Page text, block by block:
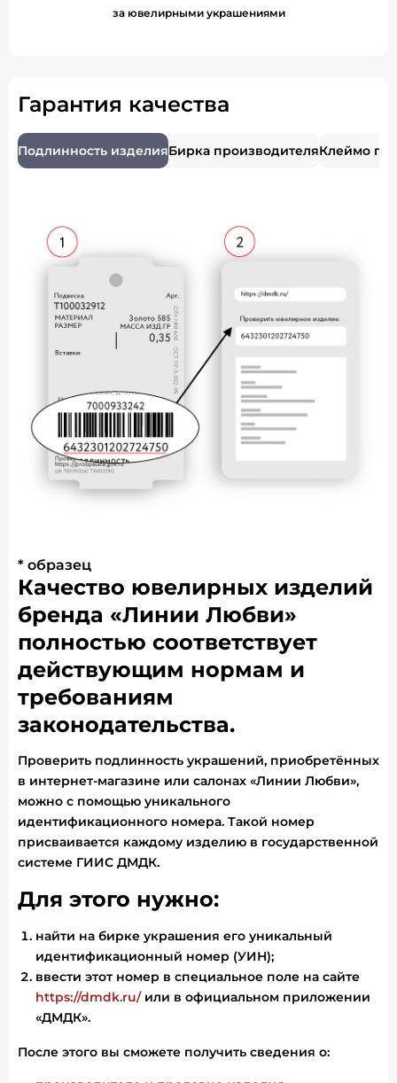
за ювелирными украшениями
Гарантия качества
Подлинность изделияБирка производителяКлеймо
* образец
Качество ювелирных изделий
бренда «Линии Любви»
полностью соответствует
действующим нормам и
требованиям
законодательства.
Проверить подлинность украшений, приобретённых
в интернет-магазине или салонах «Линии Любви»,
можно с помощью уникального
идентификационного номера. Такой номер
присваивается каждому изделию в государственной
системе ГИИС ДМДК.
Для этого нужно:
найти на бирке украшения его уникальный
идентификационный номер (УИН);
ввести этот номер в специальное поле на сайте
https://dmdk.ru/или в официальном приложении
«ДМДК».
После этого вы сможете получить сведения о: